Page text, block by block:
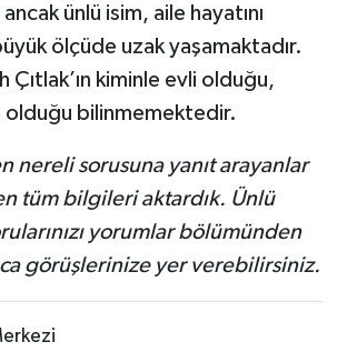
ünlü isim, aile hayatını
ölçüde uzak yaşamaktadır.
Çıtlak’ın kiminle evli olduğu,
olduğu bilinmemektedir.
nereli sorusuna yanıt arayanlar
tüm bilgileri aktardık. Ünlü
yorumlar bölümünden
görüşlerinize yer verebilirsiniz.